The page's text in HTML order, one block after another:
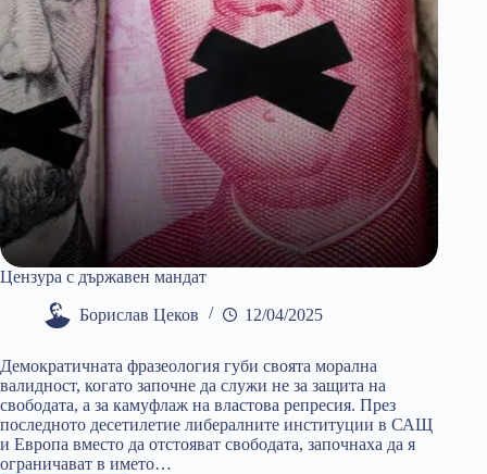
Цензура с държавен мандат
Борислав Цеков 12/04/2025
Демократичната фразеология губи своята морална
валидност, когато започне да служи не за защита на
свободата, а за камуфлаж на властова репресия. През
последното десетилетие либералните институции в САЩ
и Европа вместо да отстояват свободата, започнаха да я
ограничават в името…